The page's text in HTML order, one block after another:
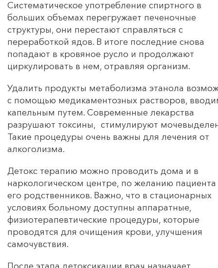
Систематическое употребление спиртного в
больших объемах перегружает печеночные
структуры, они перестают справляться с
переработкой ядов. В итоге последние снова
попадают в кровяное русло и продолжают
циркулировать в нем, отравляя организм.
Удалить продукты метаболизма этанола
с помощью медикаментозных растворов,
капельным путем. Современные лекарства
разрушают токсины, стимулируют
Такие процедуры очень важны для лечения от
алкоголизма.
Детокс терапию можно проводить дома и в
наркологическом центре, по желанию
его родственников. Важно, что в стационарных
условиях больному доступны аппаратные,
физиотерапевтические процедуры, которые
проводятся для очищения крови, улучшения
самочувствия.